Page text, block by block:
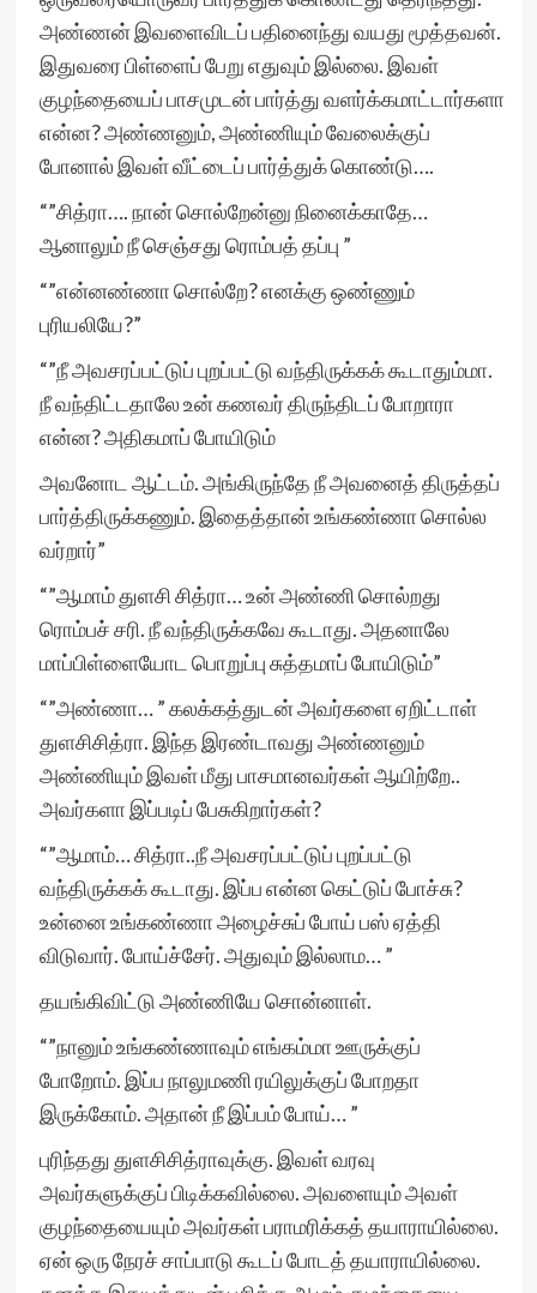
அண்ணன் இவளைவிடப் பதினைந்து வயது மூத்தவன்.
இதுவரை பிள்ளைப் பேறு எதுவும் இல்லை. இவள்
குழந்தையைப் பாசமுடன் பார்த்து வளர்க்கமாட்டார்களா
என்ன? அண்ணனும், அண்ணியும் வேலைக்குப்
போனால் இவள் வீட்டைப் பார்த்துக் கொண்டு….
“”சித்ரா…. நான் சொல்றேன்னு நினைக்காதே…
ஆனாலும் நீ செஞ்சது ரொம்பத் தப்பு ”
“”என்னண்ணா சொல்றே? எனக்கு ஒண்ணும்
புரியலியே?”
“”நீ அவசரப்பட்டுப் புறப்பட்டு வந்திருக்கக் கூடாதும்மா.
நீ வந்திட்டதாலே உன் கணவர் திருந்திடப் போறாரா
என்ன? அதிகமாப் போயிடும்
அவனோட ஆட்டம். அங்கிருந்தே நீ அவனைத் திருத்தப்
பார்த்திருக்கணும். இதைத்தான் உங்கண்ணா சொல்ல
வர்றார்”
“”ஆமாம் துளசி சித்ரா… உன் அண்ணி சொல்றது
ரொம்பச் சரி. நீ வந்திருக்கவே கூடாது. அதனாலே
மாப்பிள்ளையோட பொறுப்பு சுத்தமாப் போயிடும்”
“”அண்ணா… ” கலக்கத்துடன் அவர்களை ஏறிட்டாள்
துளசிசித்ரா. இந்த இரண்டாவது அண்ணனும்
அண்ணியும் இவள் மீது பாசமானவர்கள் ஆயிற்றே..
அவர்களா இப்படிப் பேசுகிறார்கள்?
“”ஆமாம்… சித்ரா..நீ அவசரப்பட்டுப் புறப்பட்டு
வந்திருக்கக் கூடாது. இப்ப என்ன கெட்டுப் போச்சு?
உன்னை உங்கண்ணா அழைச்சுப் போய் பஸ் ஏத்தி
விடுவார். போய்ச்சேர். அதுவும் இல்லாம… ”
தயங்கிவிட்டு அண்ணியே சொன்னாள்.
“”நானும் உங்கண்ணாவும் எங்கம்மா ஊருக்குப்
போறோம். இப்ப நாலுமணி ரயிலுக்குப் போறதா
இருக்கோம். அதான் நீ இப்பம் போய்… ”
புரிந்தது துளசிசித்ராவுக்கு. இவள் வரவு
அவர்களுக்குப் பிடிக்கவில்லை. அவளையும் அவள்
குழந்தையையும் அவர்கள் பராமரிக்கத் தயாராயில்லை.
ஏன் ஒரு நேரச் சாப்பாடு கூடப் போடத் தயாராயில்லை.